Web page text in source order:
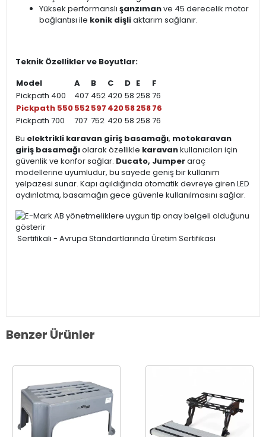
Yüksek performanslı şanzımanve 45 derecelik motor
bağlantısı ile konik dişliaktarım sağlanır.
Teknik Özellikler ve Boyutlar:
Model
A B C D E
F
Pickpath 400
407 452 420 58 258 76
Pickpath 550552597 4205825876
Pickpath 700
707 752 420 58 258 76
Bu elektrikli karavan giriş basamağı, motokaravan
giriş basamağıolarak özellikle karavankullanıcıları için
güvenlik ve konfor sağlar. Ducato, Jumperaraç
modellerine uyumludur, bu sayede geniş bir kullanım
yelpazesi sunar. Kapı açıldığında otomatik devreye giren LED
aydınlatma, basamağın gece güvenle kullanılmasını sağlar.
Sertifikalı - Avrupa Standartlarında Üretim Sertifikası
Benzer Ürünler